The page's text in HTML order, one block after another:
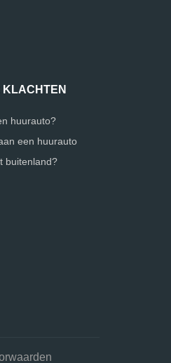
huurauto?
een huurauto
buitenland?